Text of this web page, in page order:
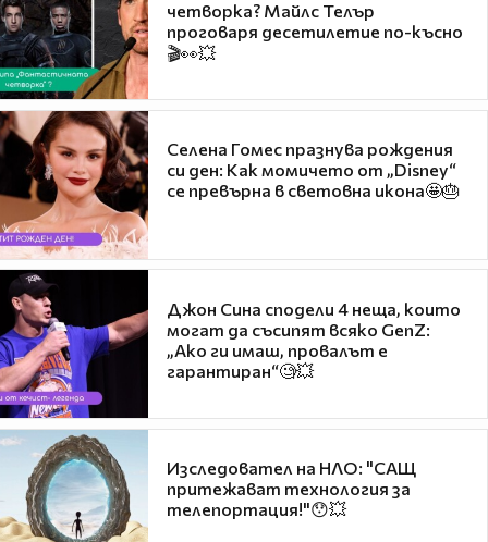
четворка? Майлс Телър
проговаря десетилетие по-късно
🎬👀💥
Селена Гомес празнува рождения
си ден: Как момичето от „Disney“
се превърна в световна икона🤩🎂
Джон Сина сподели 4 неща, които
могат да съсипят всяко GenZ:
„Ако ги имаш, провалът е
гарантиран“🧐💥
Изследовател на НЛО: "САЩ
притежават технология за
телепортация!"😯💥